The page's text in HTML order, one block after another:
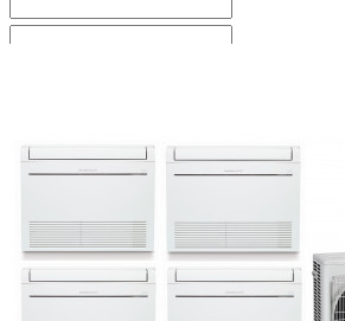
кнопку
«заказать
вы
даете
на